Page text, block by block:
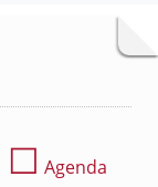
☐ Agenda